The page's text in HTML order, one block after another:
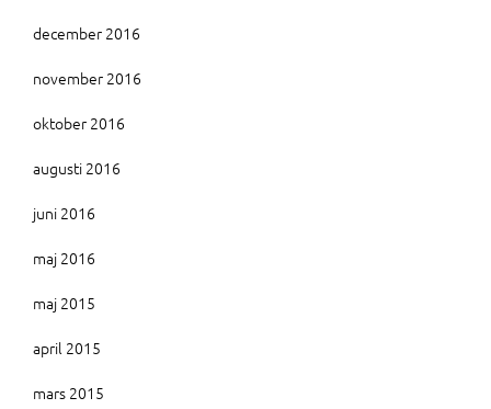
december 2016
november 2016
oktober 2016
augusti 2016
juni 2016
maj 2016
maj 2015
april 2015
mars 2015